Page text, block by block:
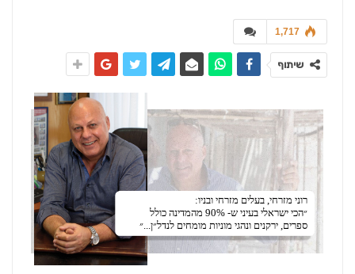
1,717
שיתוף
רוני מזרחי, בעלים מזרחי ובניו:
״הכי ישראלי בעיני ש- 90% מהמדינה כולל
ספרים, ירקנים ונהגי מוניות מומחים לנדל״ן...״